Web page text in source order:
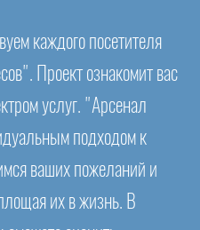
каждого посетителя
Проект ознакомит вас
услуг. "Арсенал
подходом к
ваших пожеланий и
их в жизнь. В